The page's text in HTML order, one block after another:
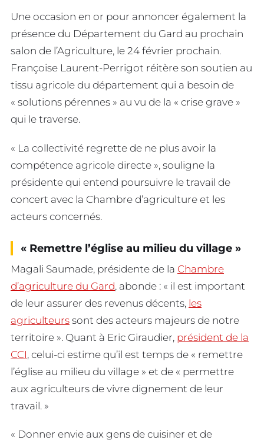
Une occasion en or pour annoncer également la
présence du Département du Gard au prochain
salon de l’Agriculture, le 24 février prochain.
Françoise Laurent-Perrigot réitère son soutien au
tissu agricole du département qui a besoin de
« solutions pérennes » au vu de la « crise grave »
qui le traverse.
« La collectivité regrette de ne plus avoir la
compétence agricole directe », souligne la
présidente qui entend poursuivre le travail de
concert avec la Chambre d’agriculture et les
acteurs concernés.
« Remettre l’église au milieu du village »
Magali Saumade, présidente de la Chambre
d’agriculture du Gard, abonde : « il est important
de leur assurer des revenus décents, les
agriculteurs sont des acteurs majeurs de notre
territoire ». Quant à Eric Giraudier, président de la
CCI, celui-ci estime qu’il est temps de « remettre
l’église au milieu du village » et de « permettre
aux agriculteurs de vivre dignement de leur
travail. »
« Donner envie aux gens de cuisiner et de